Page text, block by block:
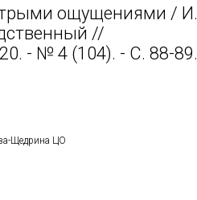
ощущениями / И.
//
- № 4 (104). - С. 88-89.
Щедрина ЦО